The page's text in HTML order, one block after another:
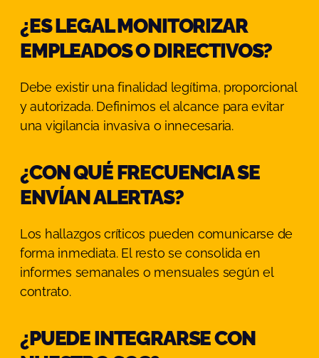
¿ES LEGAL MONITORIZAR
EMPLEADOS O DIRECTIVOS?
Debe existir una finalidad legítima, proporcional
y autorizada. Definimos el alcance para evitar
una vigilancia invasiva o innecesaria.
¿CON QUÉ FRECUENCIA SE
ENVÍAN ALERTAS?
Los hallazgos críticos pueden comunicarse de
forma inmediata. El resto se consolida en
informes semanales o mensuales según el
contrato.
¿PUEDE INTEGRARSE CON